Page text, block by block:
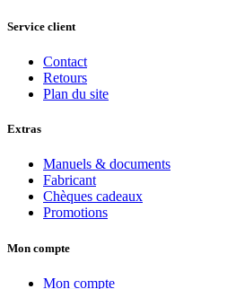
Service client
Contact
Retours
Plan du site
Extras
Manuels & documents
Fabricant
Chèques cadeaux
Promotions
Mon compte
Mon compte